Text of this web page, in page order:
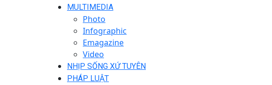
MULTIMEDIA
Photo
Infographic
Emagazine
Video
NHỊP SỐNG XỨ TUYÊN
PHÁP LUẬT